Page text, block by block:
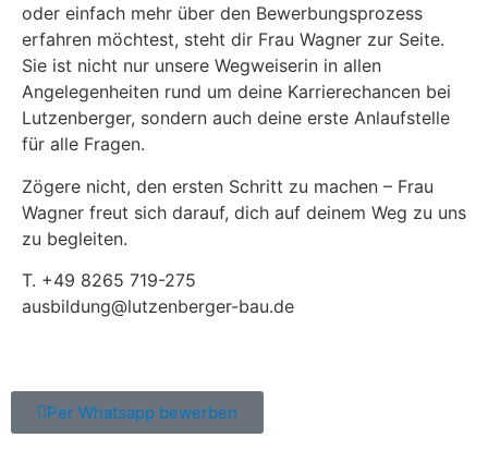
oder einfach mehr über den Bewerbungsprozess
erfahren möchtest, steht dir Frau Wagner zur Seite.
Sie ist nicht nur unsere Wegweiserin in allen
Angelegenheiten rund um deine Karrierechancen bei
Lutzenberger, sondern auch deine erste Anlaufstelle
für alle Fragen.
Zögere nicht, den ersten Schritt zu machen – Frau
Wagner freut sich darauf, dich auf deinem Weg zu uns
zu begleiten.
T. +49 8265 719-275
ausbildung@lutzenberger-bau.de
Per Whatsapp bewerben